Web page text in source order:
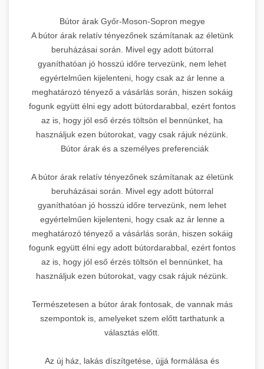
Bútor árak Győr-Moson-Sopron megye
A bútor árak relatív tényezőnek számítanak az életünk
beruházásai során. Mivel egy adott bútorral
gyaníthatóan jó hosszú időre tervezünk, nem lehet
egyértelműen kijelenteni, hogy csak az ár lenne a
meghatározó tényező a vásárlás során, hiszen sokáig
fogunk együtt élni egy adott bútordarabbal, ezért fontos
az is, hogy jól eső érzés töltsön el bennünket, ha
használjuk ezen bútorokat, vagy csak rájuk nézünk.
Bútor árak és a személyes preferenciák
A bútor árak relatív tényezőnek számítanak az életünk
beruházásai során. Mivel egy adott bútorral
gyaníthatóan jó hosszú időre tervezünk, nem lehet
egyértelműen kijelenteni, hogy csak az ár lenne a
meghatározó tényező a vásárlás során, hiszen sokáig
fogunk együtt élni egy adott bútordarabbal, ezért fontos
az is, hogy jól eső érzés töltsön el bennünket, ha
használjuk ezen bútorokat, vagy csak rájuk nézünk.
Természetesen a bútor árak fontosak, de vannak más
szempontok is, amelyeket szem előtt tarthatunk a
választás előtt.
Az új ház, lakás díszítgetése, újjá formálása és